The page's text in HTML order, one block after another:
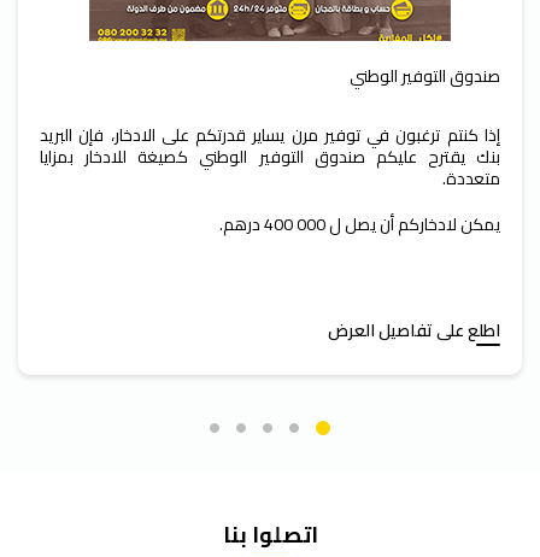
صندوق التوفير الوطني
إذا كنتم ترغبون في توفير مرن يساير قدرتكم على الادخار، فإن البريد
بنك يقترح عليكم صندوق التوفير الوطني كصيغة للادخار بمزايا
متعددة.
يمكن لادخاركم أن يصل ل 000 400 درهم.
اطلع على تفاصيل العرض
اتصلوا بنا